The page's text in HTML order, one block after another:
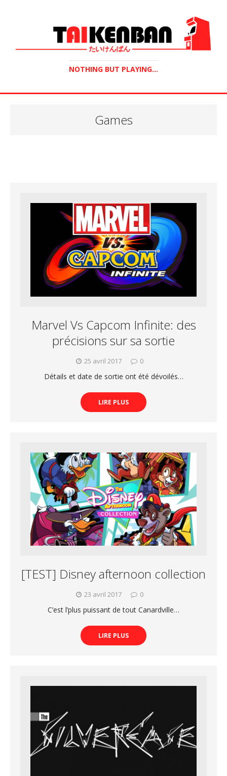
NOTHING BUT PLAYING...
Games
Marvel Vs Capcom Infinite: des
précisions sur sa sortie
25 avril 2017 0
Détails et date de sortie ont été dévoilés…
LIRE PLUS
[TEST] Disney afternoon collection
23 avril 2017 0
C’est l’plus puissant de tout Canardville…
LIRE PLUS